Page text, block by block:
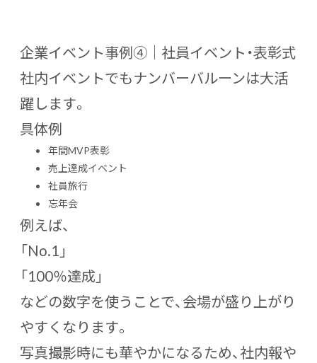
企業イベント事例④｜社員イベント・表彰式
社内イベントでもナンバーバルーンは大活
躍します。
具体例
年間MVP表彰
売上達成イベント
社員旅行
忘年会
例えば、
「No.1」
「100％達成」
などの数字を使うことで、会場が盛り上がり
やすくなります。
写真撮影時にも華やかになるため、社内報や